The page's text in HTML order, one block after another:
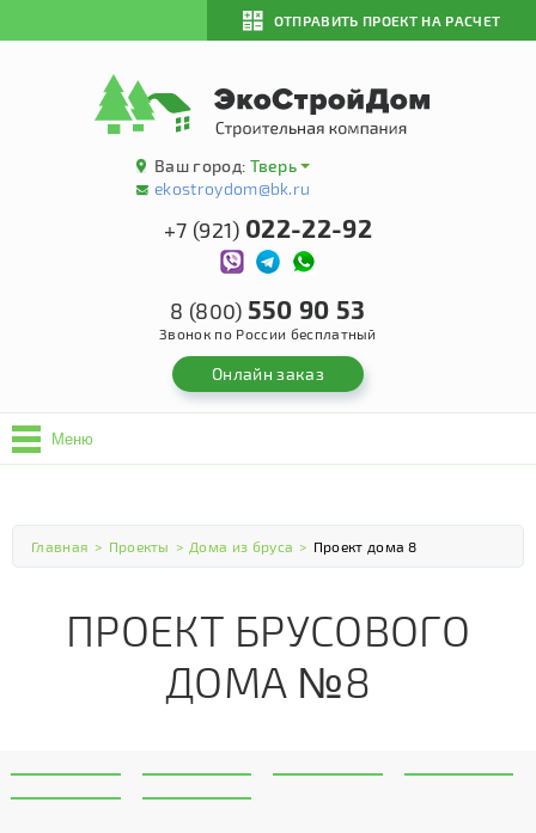
ОТПРАВИТЬ ПРОЕКТ НА РАСЧЕТ
Ваш город: Тверь
ekostroydom@bk.ru
+7 (921) 022-22-92
8 (800) 550 90 53
Звонок по России бесплатный
Онлайн заказ
Меню
Главная > Проекты > Дома из бруса > Проект дома 8
ПРОЕКТ БРУСОВОГО
ДОМА №8